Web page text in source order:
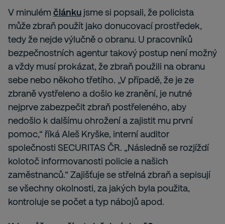
V minulém článku jsme si popsali, že policista
může zbraň použít jako donucovací prostředek,
tedy že nejde výlučně o obranu. U pracovníků
bezpečnostních agentur takový postup není možný
a vždy musí prokázat, že zbraň použili na obranu
sebe nebo někoho třetího. „V případě, že je ze
zbraně vystřeleno a došlo ke zranění, je nutné
nejprve zabezpečit zbraň postřeleného, aby
nedošlo k dalšímu ohrožení a zajistit mu první
pomoc,“ říká Aleš Kryške, interní auditor
společnosti SECURITAS ČR. „Následně se rozjíždí
kolotoč informovanosti policie a našich
zaměstnanců.“ Zajišťuje se střelná zbraň a sepisují
se všechny okolnosti, za jakých byla použita,
kontroluje se počet a typ nábojů apod.